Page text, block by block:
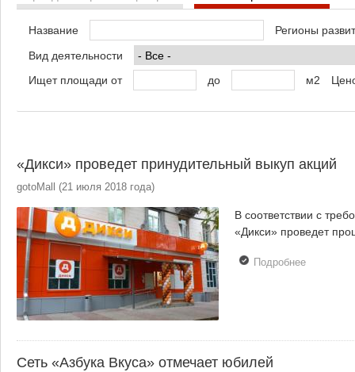
Название
Регионы
Вид деятельности
Ищет площади от
до м2
«Дикси» проведет принудительный выкуп акций
gotoMall (21 июля 2018 года)
В соответствии с
«Дикси» проведет
Подробнеео «Дикси»
Сеть «Азбука Вкуса» отмечает юбилей